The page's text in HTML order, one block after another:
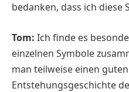
bedanken, dass ich diese
Tom: Ich finde es
einzelnen Symbole
man teilweise einen
Entstehungsgeschichte